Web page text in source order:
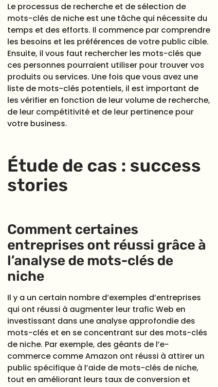
Le processus de recherche et de sélection de
mots-clés de niche est une tâche qui nécessite du
temps et des efforts. Il commence par comprendre
les besoins et les préférences de votre public cible.
Ensuite, il vous faut rechercher les mots-clés que
ces personnes pourraient utiliser pour trouver vos
produits ou services. Une fois que vous avez une
liste de mots-clés potentiels, il est important de
les vérifier en fonction de leur volume de recherche,
de leur compétitivité et de leur pertinence pour
votre business.
Étude de cas : success
stories
Comment certaines
entreprises ont réussi grâce à
l’analyse de mots-clés de
niche
Il y a un certain nombre d’exemples d’entreprises
qui ont réussi à augmenter leur trafic Web en
investissant dans une analyse approfondie des
mots-clés et en se concentrant sur des mots-clés
de niche. Par exemple, des géants de l’e-
commerce comme Amazon ont réussi à attirer un
public spécifique à l’aide de mots-clés de niche,
tout en améliorant leurs taux de conversion et